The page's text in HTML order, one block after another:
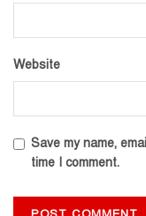
Website
Save my name,
time I comment.